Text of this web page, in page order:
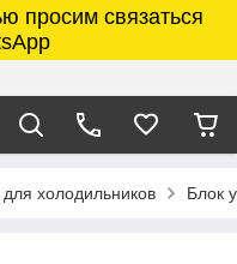
просим связаться
для холодильников Блок